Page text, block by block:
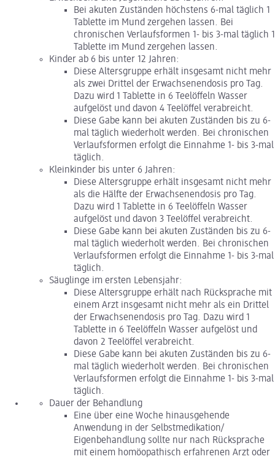
Bei akuten Zuständen höchstens 6-mal täglich 1
Tablette im Mund zergehen lassen. Bei
chronischen Verlaufsformen 1- bis 3-mal täglich 1
Tablette im Mund zergehen lassen.
Kinder ab 6 bis unter 12 Jahren:
Diese Altersgruppe erhält insgesamt nicht mehr
als zwei Drittel der Erwachsenendosis pro Tag.
Dazu wird 1 Tablette in 6 Teelöffeln Wasser
aufgelöst und davon 4 Teelöffel verabreicht.
Diese Gabe kann bei akuten Zuständen bis zu 6-
mal täglich wiederholt werden. Bei chronischen
Verlaufsformen erfolgt die Einnahme 1- bis 3-mal
täglich.
Kleinkinder bis unter 6 Jahren:
Diese Altersgruppe erhält insgesamt nicht mehr
als die Hälfte der Erwachsenendosis pro Tag.
Dazu wird 1 Tablette in 6 Teelöffeln Wasser
aufgelöst und davon 3 Teelöffel verabreicht.
Diese Gabe kann bei akuten Zuständen bis zu 6-
mal täglich wiederholt werden. Bei chronischen
Verlaufsformen erfolgt die Einnahme 1- bis 3-mal
täglich.
Säuglinge im ersten Lebensjahr:
Diese Altersgruppe erhält nach Rücksprache mit
einem Arzt insgesamt nicht mehr als ein Drittel
der Erwachsenendosis pro Tag. Dazu wird 1
Tablette in 6 Teelöffeln Wasser aufgelöst und
davon 2 Teelöffel verabreicht.
Diese Gabe kann bei akuten Zuständen bis zu 6-
mal täglich wiederholt werden. Bei chronischen
Verlaufsformen erfolgt die Einnahme 1- bis 3-mal
täglich.
Dauer der Behandlung
Eine über eine Woche hinausgehende
Anwendung in der Selbstmedikation/
Eigenbehandlung sollte nur nach Rücksprache
mit einem homöopathisch erfahrenen Arzt oder